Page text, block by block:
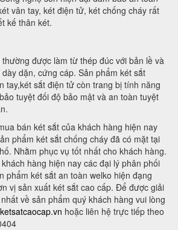
vân tay, két điện tử, két chống cháy rất
kế thân két.
thường được làm từ thép đúc với bản lề và
dặn, cứng cáp. Sản phẩm két sắt
tay,két sắt điện tử còn trang bị tính năng
tuyệt đối độ bảo mật và an toàn tuyệt
bán két sắt của khách hàng hiện nay
phẩm két sắt chống cháy đã có mặt tại
Nhằm phục vụ tốt nhất cho khách hàng.
hàng hiện nay các đại lý phân phối
phẩm két sắt an toàn welko hiện đạng
vị sản xuất két sắt cao cấp. Để được giải
về sản phẩm quý khách hàng vui lòng
ketsatcaocap.vn hoặc liên hệ trực tiếp theo